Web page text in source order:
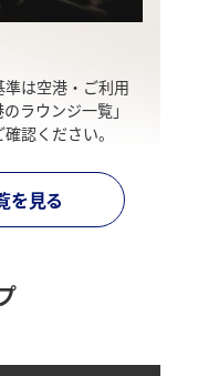
は空港・ご利用
ラウンジ一覧」
認ください。
を見る